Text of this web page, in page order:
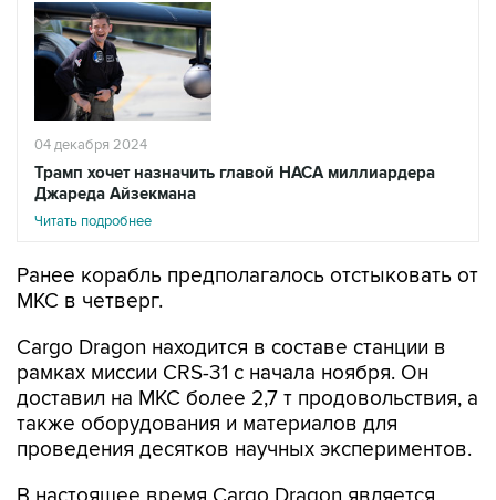
04 декабря 2024
Трамп хочет назначить главой НАСА миллиардера
Джареда Айзекмана
Читать подробнее
Ранее корабль предполагалось отстыковать от
МКС в четверг.
Cargo Dragon находится в составе станции в
рамках миссии CRS-31 с начала ноября. Он
доставил на МКС более 2,7 т продовольствия, а
также оборудования и материалов для
проведения десятков научных экспериментов.